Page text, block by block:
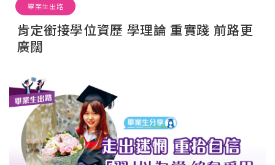
畢業生出路
肯定銜接學位資歷 學理論 重實踐 前路更
廣闊